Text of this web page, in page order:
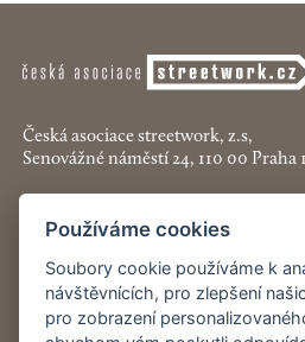
Česká asociace streetwork, z.s,
Senovážné náměstí 24, 110 00 Praha 1
+420 774 913 777
asociace@streetwork.cz
Nastavení cookies
Používáme cookies
Soubory cookie používáme k
návštěvnících, pro zlepšení
pro zobrazení